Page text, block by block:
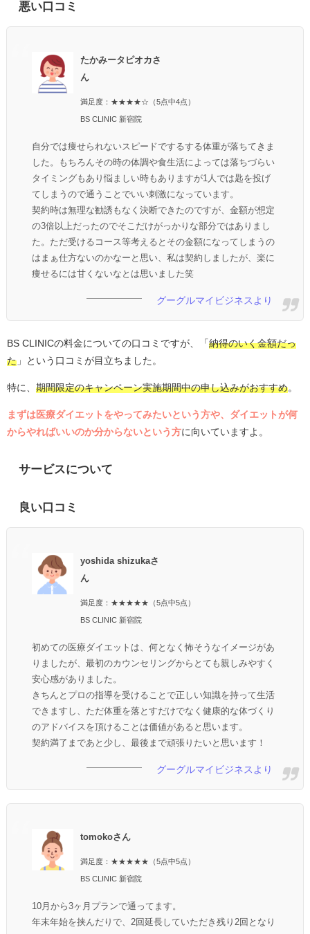
悪い口コミ
たかみータピオカさ
ん
満足度：★★★★☆（5点中4点）
BS CLINIC 新宿院
自分では痩せられないスピードでするする体重が落ちてきま
した。もちろんその時の体調や食生活によっては落ちづらい
タイミングもあり悩ましい時もありますが1人では匙を投げ
てしまうので通うことでいい刺激になっています。
契約時は無理な勧誘もなく決断できたのですが、金額が想定
の3倍以上だったのでそこだけがっかりな部分ではありまし
た。ただ受けるコース等考えるとその金額になってしまうの
はまぁ仕方ないのかなーと思い、私は契約しましたが、楽に
痩せるには甘くないなとは思いました笑
グーグルマイビジネスより
BS CLINICの料金についての口コミですが、「納得のいく金額だっ
た 」という口コミが目立ちました。
特に、 期間限定のキャンペーン実施期間中の申し込みがおすすめ。
まずは医療ダイエットをやってみたいという方や、ダイエットが何
からやればいいのか分からないという方に向いていますよ。
サービスについて
良い口コミ
yoshida shizukaさ
ん
満足度：★★★★★（5点中5点）
BS CLINIC 新宿院
初めての医療ダイエットは、何となく怖そうなイメージがあ
りましたが、最初のカウンセリングからとても親しみやすく
安心感がありました。
きちんとプロの指導を受けることで正しい知識を持って生活
できますし、ただ体重を落とすだけでなく健康的な体づくり
のアドバイスを頂けることは価値があると思います。
契約満了まであと少し、最後まで頑張りたいと思います！
グーグルマイビジネスより
tomokoさん
満足度：★★★★★（5点中5点）
BS CLINIC 新宿院
10月から3ヶ月プランで通ってます。
年末年始を挟んだりで、2回延長していただき残り2回となり